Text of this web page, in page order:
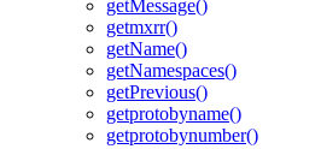
getMessage()
getmxrr()
getName()
getNamespaces()
getPrevious()
getprotobyname()
getprotobynumber()